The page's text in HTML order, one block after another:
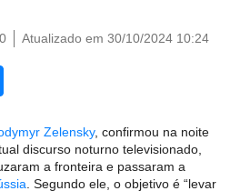
Atualizado em 30/10/2024 10:24
Zelensky, confirmou na noite
discurso noturno televisionado,
a fronteira e passaram a
. Segundo ele, o objetivo é “levar